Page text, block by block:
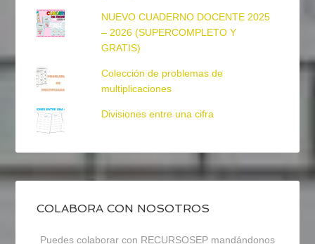
NUEVO CUADERNO DOCENTE 2025
– 2026 (SUPERCOMPLETO Y
GRATIS)
Colección de problemas de
multiplicaciones
Divisiones entre una cifra
COLABORA CON NOSOTROS
Puedes colaborar con RECURSOSEP mandándonos